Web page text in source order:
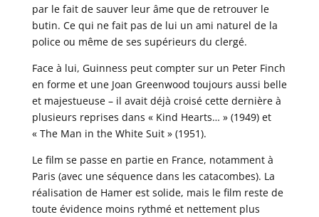
par le fait de sauver leur âme que de retrouver le
butin. Ce qui ne fait pas de lui un ami naturel de la
police ou même de ses supérieurs du clergé.
Face à lui, Guinness peut compter sur un Peter Finch
en forme et une Joan Greenwood toujours aussi belle
et majestueuse – il avait déjà croisé cette dernière à
plusieurs reprises dans « Kind Hearts… » (1949) et
« The Man in the White Suit » (1951).
Le film se passe en partie en France, notamment à
Paris (avec une séquence dans les catacombes). La
réalisation de Hamer est solide, mais le film reste de
toute évidence moins rythmé et nettement plus